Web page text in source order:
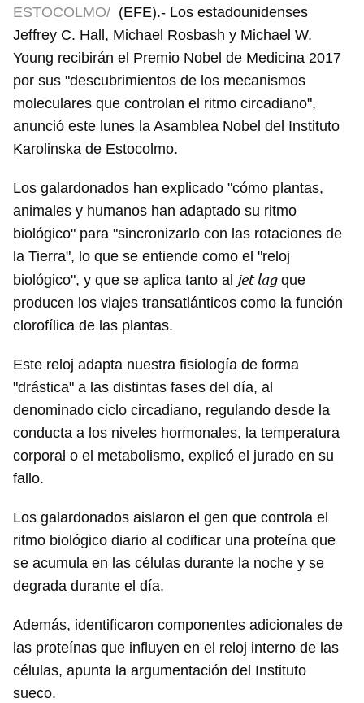
ESTOCOLMO/ (EFE).- Los estadounidenses
Jeffrey C. Hall, Michael Rosbash y Michael W.
Young recibirán el Premio Nobel de Medicina 2017
por sus "descubrimientos de los mecanismos
moleculares que controlan el ritmo circadiano",
anunció este lunes la Asamblea Nobel del Instituto
Karolinska de Estocolmo.
Los galardonados han explicado "cómo plantas,
animales y humanos han adaptado su ritmo
biológico" para "sincronizarlo con las rotaciones de
la Tierra", lo que se entiende como el "reloj
biológico", y que se aplica tanto al jet lagque
producen los viajes transatlánticos como la función
clorofílica de las plantas.
Este reloj adapta nuestra fisiología de forma
"drástica" a las distintas fases del día, al
denominado ciclo circadiano, regulando desde la
conducta a los niveles hormonales, la temperatura
corporal o el metabolismo, explicó el jurado en su
fallo.
Los galardonados aislaron el gen que controla el
ritmo biológico diario al codificar una proteína que
se acumula en las células durante la noche y se
degrada durante el día.
Además, identificaron componentes adicionales de
las proteínas que influyen en el reloj interno de las
células, apunta la argumentación del Instituto
sueco.